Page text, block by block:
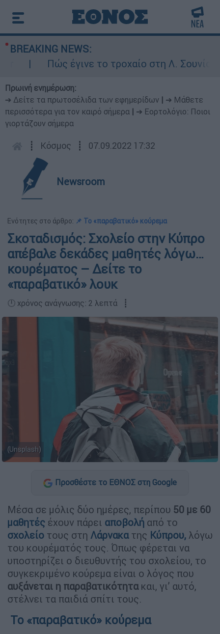
BREAKING NEWS:
Πώς έγινε το τροχαίο στη Λ. Σουνίου:
Πρωινή ενημέρωση:
➔ Δείτε τα πρωτοσέλιδα των εφημερίδων
➔ Μάθετε
περισσότερα για τον καιρό σήμερα
➔ Εορτολόγιο: Ποιοι
γιορτάζουν σήμερα
┋ Κόσμος ┋ 07.09.2022 17:32
Newsroom
Ενότητες στο άρθρο: 📌 To «παραβατικό» κούρεμα
Σκοταδισμός: Σχολείο στην Κύπρο
απέβαλε δεκάδες μαθητές λόγω…
κουρέματος – Δείτε το
«παραβατικό» λουκ
🕛 χρόνος ανάγνωσης: 2 λεπτά ┋
(Unsplash)
Προσθέστε το ΕΘΝΟΣ στη Google
Μέσα σε μόλις δύο ημέρες, περίπου 50 με 60
μαθητές έχουν πάρει αποβολή από το
σχολείο τους στη Λάρνακα της Κύπρου, λόγω
του κουρέματός τους. Όπως φέρεται να
υποστηρίζει ο διευθυντής του σχολείου, το
συγκεκριμένο κούρεμα είναι ο λόγος που
αυξάνεται η παραβατικότητακαι, γι’ αυτό,
στέλνει τα παιδιά σπίτι τους.
To «παραβατικό» κούρεμα